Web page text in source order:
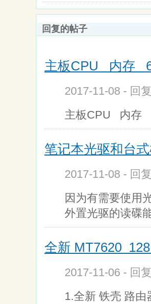
回复的帖子
主板CPU 内存
2017-11-08 - 回
主板CPU 内存
笔记本光驱和台
2017-11-08 - 回
因为有需要使用
外置光驱的读碟
全新 MT7620
2017-11-06 - 回
1.全新 铁壳 路由